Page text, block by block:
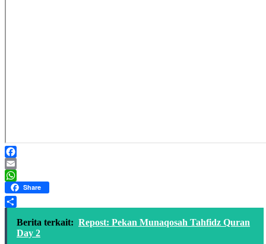
Facebook
Email
WhatsApp
Share
Berita terkait: Repost: Pekan Munaqosah Tahfidz Quran
Day 2